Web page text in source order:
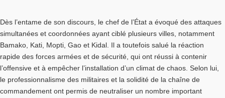
Dès l’entame de son discours, le chef de l’État a évoqué des attaques
simultanées et coordonnées ayant ciblé plusieurs villes, notamment
Bamako, Kati, Mopti, Gao et Kidal. Il a toutefois salué la réaction
rapide des forces armées et de sécurité, qui ont réussi à contenir
l’offensive et à empêcher l’installation d’un climat de chaos. Selon lui,
le professionnalisme des militaires et la solidité de la chaîne de
commandement ont permis de neutraliser un nombre important